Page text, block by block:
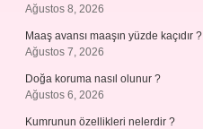
Ağustos 8, 2026
Maaş avansı maaşın yüzde kaçıdır ?
Ağustos 7, 2026
Doğa koruma nasıl olunur ?
Ağustos 6, 2026
Kumrunun özellikleri nelerdir ?